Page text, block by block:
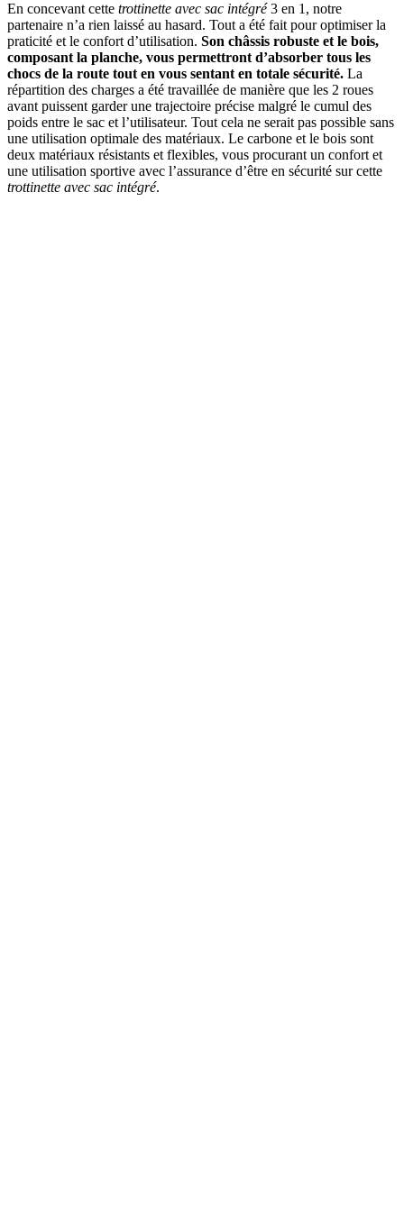
En concevant cette trottinette avec sac intégré 3 en 1, notre
partenaire n’a rien laissé au hasard. Tout a été fait pour optimiser la
praticité et le confort d’utilisation. Son châssis robuste et le bois,
composant la planche, vous permettront d’absorber tous les
chocs de la route tout en vous sentant en totale sécurité. La
répartition des charges a été travaillée de manière que les 2 roues
avant puissent garder une trajectoire précise malgré le cumul des
poids entre le sac et l’utilisateur. Tout cela ne serait pas possible sans
une utilisation optimale des matériaux. Le carbone et le bois sont
deux matériaux résistants et flexibles, vous procurant un confort et
une utilisation sportive avec l’assurance d’être en sécurité sur cette
trottinette avec sac intégré.